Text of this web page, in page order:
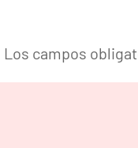
Los campos